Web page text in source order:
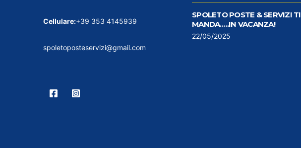
Cellulare:+39 353 4145939
spoletoposteservizi@gmail.com
SPOLETO POSTE & SERVIZI TI
MANDA…..IN VACANZA!
22/05/2025